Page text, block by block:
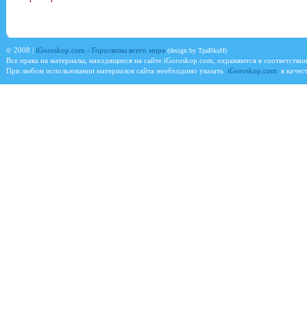
© 2008 | iGoroskop.com - Гороскопы всего мира (design by TpaBkuH)
Все права на материалы, находящиеся на сайте iGoroskop.com , охраняются в
При любом использовании материалов сайта необходимо указать iGoroskop.com в